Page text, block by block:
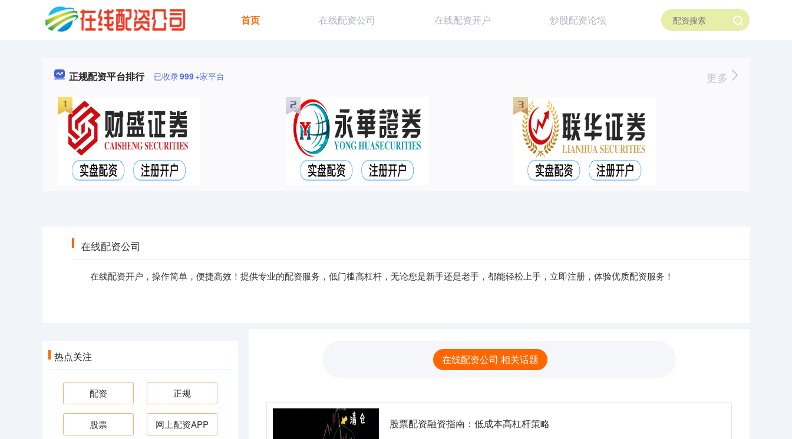
首页 在线配资公司 在线配资开户 炒股配资论坛
正规配资平台排行 已收录999+家平台 更多
在线配资公司
在线配资开户，操作简单，便捷高效！提供专业的配资服务，低门槛高杠杆，无论您是新手还是老手，都能轻松上手，立即注册，体验优质配资服务！
在线配资公司 相关话题
股票配资融资指南：低成本高杠杆策略
热点关注
配资 正规
股票 网上配资APP